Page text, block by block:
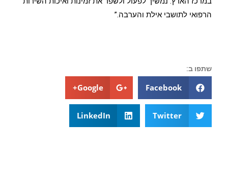
הרפואי לתושבי אילת והערבה.”
שתפו ב:
Facebook
Google+
Twitter
LinkedIn